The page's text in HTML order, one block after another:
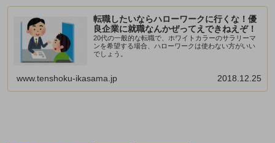
転職したいならハローワークに行くな！優
良企業に就職なんかぜってえできねえぞ！
20代の一般的な転職で、ホワイトカラーのサラリーマ
ンを希望する場合、ハローワークは使わない方がいい
でしょう。
www.tenshoku-ikasama.jp 2018.12.25